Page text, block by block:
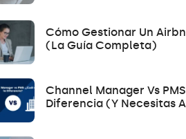
Cómo Gestionar Un
(la Guía Completa)
Channel Manager Vs
Diferencia (y Necesitas